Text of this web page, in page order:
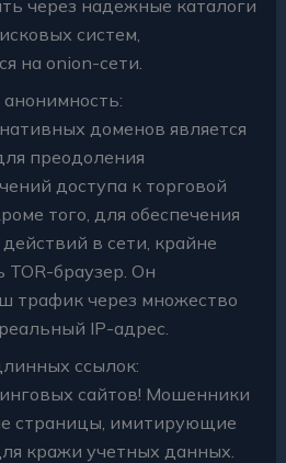
через надежные каталоги
систем,
на onion-сети.
доменов является
преодоления
доступа к торговой
того, для обеспечения
в сети, крайне
TOR-браузер. Он
трафик через множество
IP-адрес.
ссылок:
сайтов! Мошенники
страницы, имитирующие
кражи учетных данных.